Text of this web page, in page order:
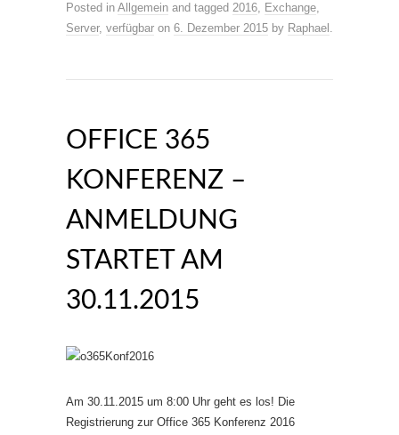
Posted in Allgemein and tagged 2016, Exchange,
Server, verfügbar on 6. Dezember 2015 by Raphael .
OFFICE 365
KONFERENZ –
ANMELDUNG
STARTET AM
30.11.2015
Am 30.11.2015 um 8:00 Uhr geht es los! Die
Registrierung zur Office 365 Konferenz 2016